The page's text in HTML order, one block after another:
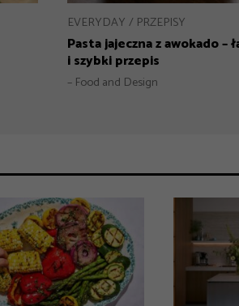
EVERYDAY PRZEPISY
Pasta jajeczna z awokado –
i szybki przepis
– Food and Design